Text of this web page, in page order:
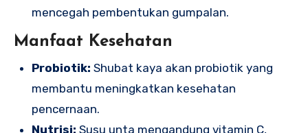
mencegah pembentukan gumpalan.
Manfaat Kesehatan
Probiotik: Shubat kaya akan probiotik yang
membantu meningkatkan kesehatan
pencernaan.
Nutrisi: Susu unta mengandung vitamin C,